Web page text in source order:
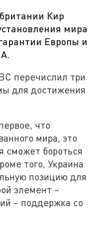
Кир
мира
Европы и
перечислил три
для достижения
что
мира, это
сможет бороться
того, Украина
позицию для
элемент –
– поддержка со